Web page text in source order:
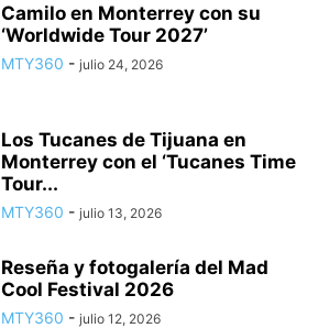
Camilo en Monterrey con su
‘Worldwide Tour 2027’
MTY360 - julio 24, 2026
Los Tucanes de Tijuana en
Monterrey con el ‘Tucanes Time
Tour...
MTY360 - julio 13, 2026
Reseña y fotogalería del Mad
Cool Festival 2026
MTY360 - julio 12, 2026